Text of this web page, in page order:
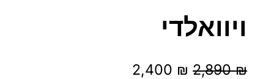
ויוואלדי
2,890₪
ה 2,400 ₪
ה